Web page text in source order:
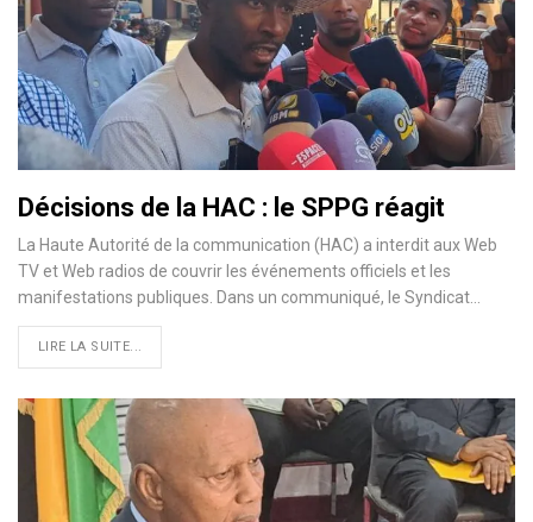
Décisions de la HAC : le SPPG réagit
La Haute Autorité de la communication (HAC) a interdit aux Web
TV et Web radios de couvrir les événements officiels et les
manifestations publiques. Dans un communiqué, le Syndicat…
LIRE LA SUITE...